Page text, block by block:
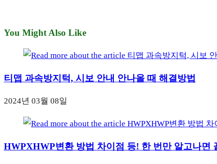
You Might Also Like
티맵 과속방지턱, 시보 안내 안나올 때 해결방법
2024년 03월 08일
HWPXHWP변환 방법 차이점 등! 한 번만 알고나면